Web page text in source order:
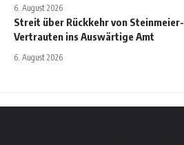
6. August 2026
Streit über Rückkehr von Steinmeier-
Vertrauten ins Auswärtige Amt
6. August 2026